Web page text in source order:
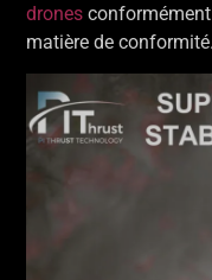
drones
matière de conformité.